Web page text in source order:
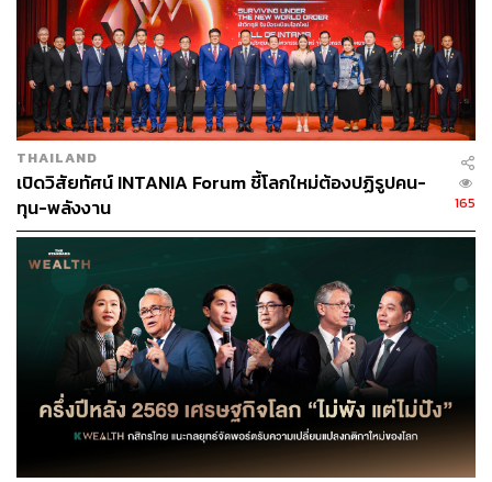
สิ่งที่น่าสนใจคือ K-Curated Dining Experience ไม่ได้มีแค่
เชฟเทเบิ้ล หรือไฟน์ไดนิ่งแบบทางการเท่านั้น แต่ยังขยายไป
ถึงบุฟเฟต์โรงแรม ร้านแคชชวลไฟน์ไดนิ่ง รวมถึงสิทธิ
ประโยชน์เกี่ยวกับการรับประทานอาหารในหลายรูปแบบ ที่
ทำให้ภาพของโปรเจกต์นี้กว้างและเข้าถึงได้ง่ายขึ้น โดย
แต่ละช่วงจะมีร้านและธีมใหม่ๆ ที่เปิดตัวผ่าน LINE KBank
Live พร้อมสิทธิพิเศษสำหรับผู้ถือบัตรเครดิตเดอะวิสดอม
กสิกรไทย เช่น สิทธิพิเศษ มา 2 จ่าย 1 สำหรับร้านที่ร่วม
รายการ (จำนวนที่นั่งและสิทธิ์มีจำกัด) เปิดให้จองตามช่วง
เวลาที่กำหนด หรือ เมนูพิเศษที่ทำขึ้นเพื่อ K-Curated Dining
Experience
THAILAND
เปิดวิสัยทัศน์ INTANIA Forum ชี้โลกใหม่ต้องปฏิรูปคน-
ทุน-พลังงาน
165